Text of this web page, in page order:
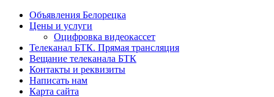
Объявления Белорецка
Цены и услуги
Оцифровка видеокассет
Телеканал БТК. Прямая трансляция
Вещание телеканала БТК
Контакты и реквизиты
Написать нам
Карта сайта